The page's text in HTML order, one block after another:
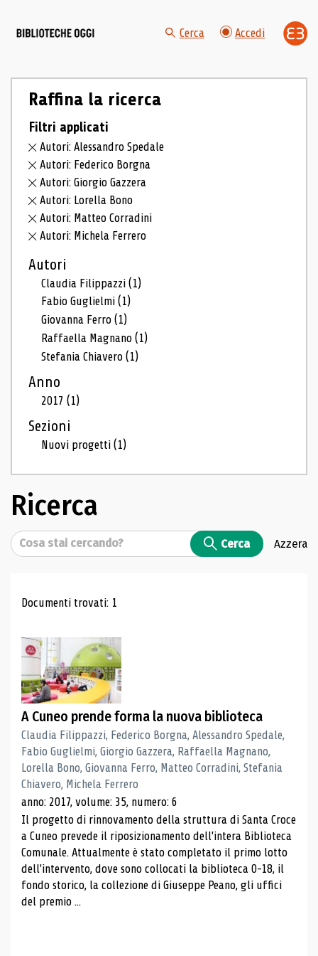
Cerca Accedi
Raffina la ricerca
Filtri applicati
Autori: Alessandro Spedale
Autori: Federico Borgna
Autori: Giorgio Gazzera
Autori: Lorella Bono
Autori: Matteo Corradini
Autori: Michela Ferrero
Autori
Claudia Filippazzi(1)
Fabio Guglielmi(1)
Giovanna Ferro(1)
Raffaella Magnano(1)
Stefania Chiavero(1)
Anno
2017(1)
Sezioni
Nuovi progetti(1)
Ricerca
Cerca Cerca Azzera
Risultati di ricerca
Documenti trovati: 1
A Cuneo prende forma la nuova biblioteca
Claudia Filippazzi, Federico Borgna, Alessandro Spedale,
Fabio Guglielmi, Giorgio Gazzera, Raffaella Magnano,
Lorella Bono, Giovanna Ferro, Matteo Corradini, Stefania
Chiavero, Michela Ferrero
anno: 2017, volume: 35, numero: 6
Il progetto di rinnovamento della struttura di Santa Croce
a Cuneo prevede il riposizionamento dell'intera Biblioteca
Comunale. Attualmente è stato completato il primo lotto
dell'intervento, dove sono collocati la biblioteca 0-18, il
fondo storico, la collezione di Giuseppe Peano, gli uffici
del premio ...